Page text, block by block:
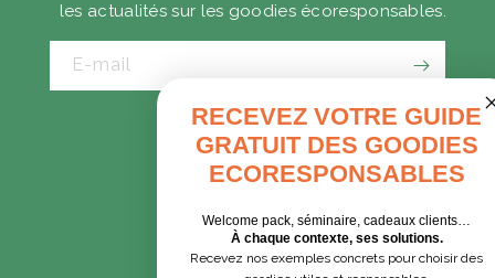
les actualités sur les goodies écoresponsables.
E-mail
CADEAUX D'AFFAIRES
GOODIES EXPRESS
RECEVEZ VOTRE GUIDE
GRATUIT DES GOODIES
ECORESPONSABLES
Welcome pack, séminaire, cadeaux clients…
À chaque contexte, ses solutions.
Recevez nos exemples concrets pour choisir des